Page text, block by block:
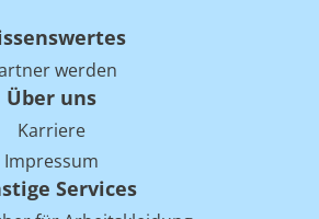
werden
Über uns
Karriere
Impressum
Services